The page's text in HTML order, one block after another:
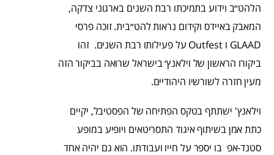
הלהט״ב וידוע בתמיכתו רבת השנים בארגוני צדקה,
המאבק באיידס וקידום נראות להט״בית. זוכה פרסי
GLAAD ו Outfest על פעילותו רבת השנים. זהו
ביקורו הראשון של וילאנץ׳ בישראל שרואה בביקור הזה
מעין חזרה לשורשיו היהודיים.
וילאנץ' ישתתף בטקס הפתיחה של הפסטיבל, יקיים
כתת אמן בשיתוף איגוד התסריטאים ויופיע במופע
סטנד-אפ בו יספר על חייו ועבודתו. הוא גם יהיה אחד